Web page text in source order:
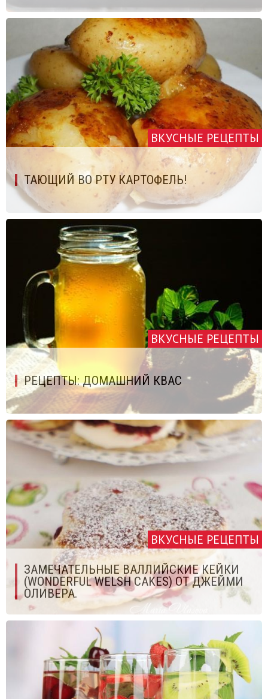
ВКУСНЫЕ РЕЦЕПТЫ
ТАЮЩИЙ ВО РТУ КАРТОФЕЛЬ!
ВКУСНЫЕ РЕЦЕПТЫ
РЕЦЕПТЫ: ДОМАШНИЙ КВАС
ВКУСНЫЕ РЕЦЕПТЫ
ЗАМЕЧАТЕЛЬНЫЕ ВАЛЛИЙСКИЕ КЕЙКИ
(WONDERFUL WELSH CAKES) ОТ ДЖЕЙМИ
ОЛИВЕРА.